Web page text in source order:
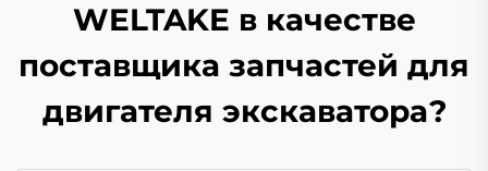
WELTAKE в качестве
поставщика запчастей для
двигателя экскаватора?